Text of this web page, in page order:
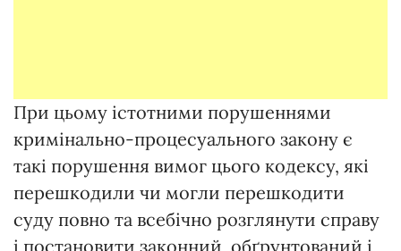
При цьому істотними порушеннями
кримінально-процесуального закону є
такі порушення вимог цього кодексу, які
перешкодили чи могли перешкодити
суду повно та всебічно розглянути справу
і постановити законний, обґрунтований і